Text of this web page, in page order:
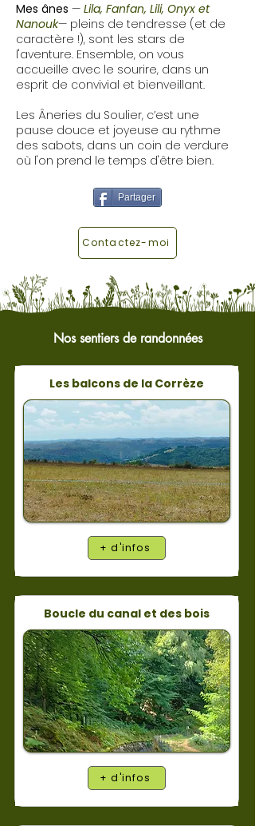
Mes ânes — Lila, Fanfan, Lili, Onyx et
Nanouk— pleins de tendresse (et de
caractère !), sont les stars de
l'aventure. Ensemble, on vous
accueille avec le sourire, dans un
esprit de convivial et bienveillant.
Les Âneries du Soulier, c’est une
pause douce et joyeuse au rythme
des sabots, dans un coin de verdure
où l'on prend le temps d'être bien.
Partager
Contactez-moi
Nos sentiers de randonnées
Les balcons de la Corrèze
+ d'infos
Boucle du canal et des bois
+ d'infos